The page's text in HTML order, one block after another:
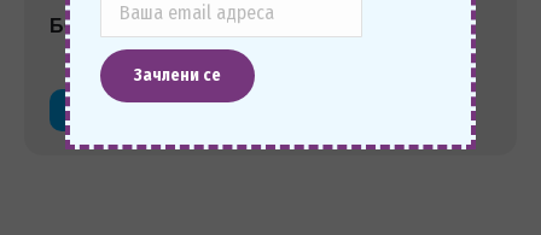
БОЛЕСТИ НА ЗАБИТЕ И ЕНДОДОНТОТ
ВИДИ ПОВЕЌЕ